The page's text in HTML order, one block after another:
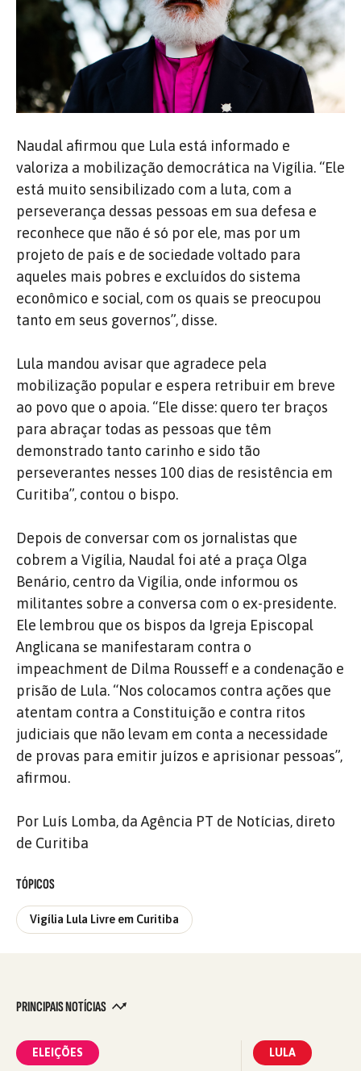
Naudal afirmou que Lula está informado e
valoriza a mobilização democrática na Vigília. “Ele
está muito sensibilizado com a luta, com a
perseverança dessas pessoas em sua defesa e
reconhece que não é só por ele, mas por um
projeto de país e de sociedade voltado para
aqueles mais pobres e excluídos do sistema
econômico e social, com os quais se preocupou
tanto em seus governos”, disse.
Lula mandou avisar que agradece pela
mobilização popular e espera retribuir em breve
ao povo que o apoia. “Ele disse: quero ter braços
para abraçar todas as pessoas que têm
demonstrado tanto carinho e sido tão
perseverantes nesses 100 dias de resistência em
Curitiba”, contou o bispo.
Depois de conversar com os jornalistas que
cobrem a Vigília, Naudal foi até a praça Olga
Benário, centro da Vigília, onde informou os
militantes sobre a conversa com o ex-presidente.
Ele lembrou que os bispos da Igreja Episcopal
Anglicana se manifestaram contra o
impeachment de Dilma Rousseff e a condenação e
prisão de Lula. “Nos colocamos contra ações que
atentam contra a Constituição e contra ritos
judiciais que não levam em conta a necessidade
de provas para emitir juízos e aprisionar pessoas”,
afirmou.
Por Luís Lomba, da Agência PT de Notícias, direto
de Curitiba
TÓPICOS
Vigília Lula Livre em Curitiba
PRINCIPAIS NOTÍCIAS
ELEIÇÕES LULA